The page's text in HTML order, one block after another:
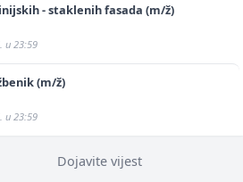
- staklenih fasada (m/ž)
u 23:59
(m/ž)
u 23:59
Dojavite vijest